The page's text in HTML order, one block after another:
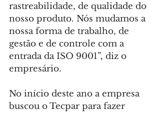
rastreabilidade, de qualidade do
nosso produto. Nós mudamos a
nossa forma de trabalho, de
gestão e de controle com a
entrada da ISO 9001”, diz o
empresário.
No início deste ano a empresa
buscou o Tecpar para fazer